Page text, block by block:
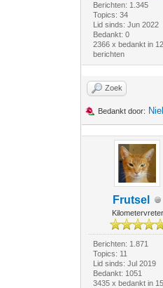
Berichten: 1.345
Topics: 34
Lid sinds: Jun 2022
Bedankt: 0
2366 x bedankt in
berichten
Zoek
Bedankt door:
Frutsel
Kilometervreter
Berichten: 1.871
Topics: 11
Lid sinds: Jul 2019
Bedankt: 1051
3435 x bedankt in